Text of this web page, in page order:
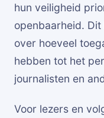
hun veiligheid
openbaarheid.
over hoeveel
hebben tot het
journalisten en
Voor lezers en